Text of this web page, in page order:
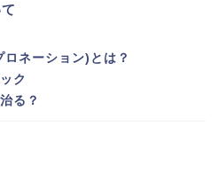
ネーション)とは？
ク
る？